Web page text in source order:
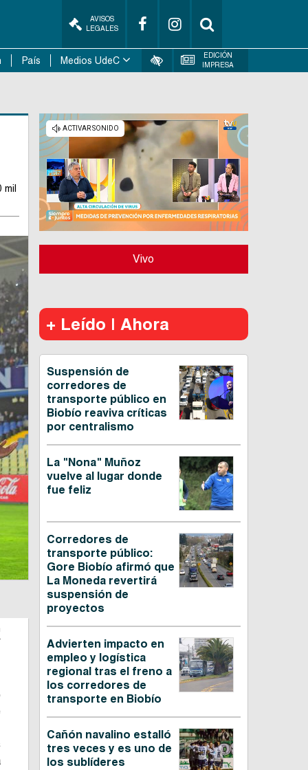
AVISOS
LEGALES
País Medios UdeC
EDICIÓN
IMPRESA
Vivo
+ Leído | Ahora
Suspensión de
corredores de
transporte público en
Biobío reaviva críticas
por centralismo
La "Nona" Muñoz
vuelve al lugar donde
fue feliz
Corredores de
transporte público:
Gore Biobío afirmó que
La Moneda revertirá
suspensión de
proyectos
Advierten impacto en
empleo y logística
regional tras el freno a
los corredores de
transporte en Biobío
Cañón navalino estalló
tres veces y es uno de
los sublíderes